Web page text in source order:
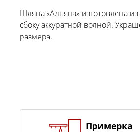
Шляпа «Альяна» изготовлена
сбоку аккуратной волной.
размера.
Примерка